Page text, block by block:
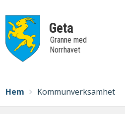
Geta
Granne med
Norrhavet
Breadcrumbs
You
are
Hem Kommunverksamhet